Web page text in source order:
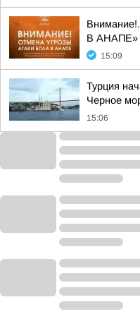
В АНАПЕ»
15:09
Турция
Черное
15:06